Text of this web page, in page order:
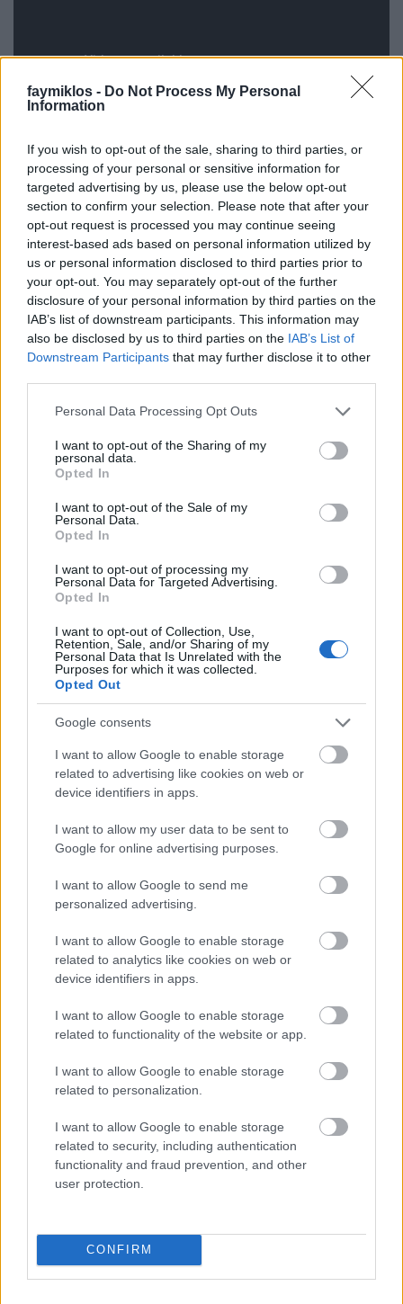
faymiklos - Do Not Process My Personal
Information
If you wish to opt-out of the sale, sharing to third parties, or
processing of your personal or sensitive information for
targeted advertising by us, please use the below opt-out
section to confirm your selection. Please note that after your
opt-out request is processed you may continue seeing
interest-based ads based on personal information utilized by
us or personal information disclosed to third parties prior to
your opt-out. You may separately opt-out of the further
disclosure of your personal information by third parties on the
IAB’s list of downstream participants. This information may
also be disclosed by us to third parties on the IAB’s List of
Downstream Participants that may further disclose it to other
Please note that this website/app uses one or more Google
not limited to your visit or usage behaviour. You may click to
grant or deny consent to Google and its third-party tags to
use your data for below specified purposes in below Google
consent section.
Personal Data Processing Opt Outs
I want to opt-out of the Sharing of my
personal data.
Opted In
I want to opt-out of the Sale of my
Personal Data.
Opted In
I want to opt-out of processing my
Personal Data for Targeted Advertising.
Opted In
I want to opt-out of Collection, Use,
Retention, Sale, and/or Sharing of my
Personal Data that Is Unrelated with the
Purposes for which it was collected.
Opted Out
Google consents
I want to allow Google to enable storage
related to advertising like cookies on web or
device identifiers in apps.
I want to allow my user data to be sent to
Google for online advertising purposes.
I want to allow Google to send me
personalized advertising.
I want to allow Google to enable storage
related to analytics like cookies on web or
device identifiers in apps.
I want to allow Google to enable storage
related to functionality of the website or app.
I want to allow Google to enable storage
related to personalization.
I want to allow Google to enable storage
related to security, including authentication
functionality and fraud prevention, and other
user protection.
CONFIRM
Címkék: Mady Mesplé
Az üllő és a kalapács között
Robinson
Bronzpulóver
Szólj hozzá!